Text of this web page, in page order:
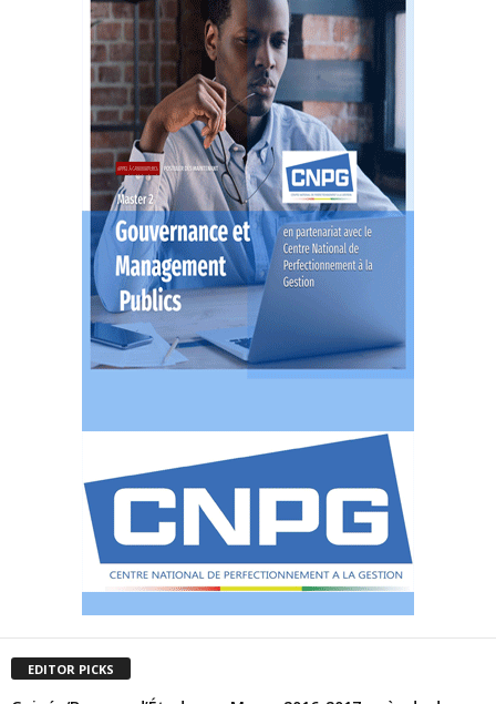
EDITOR PICKS